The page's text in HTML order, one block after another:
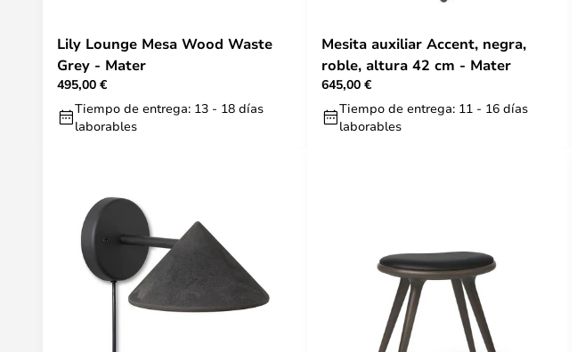
Lily Lounge Mesa Wood Waste
Grey - Mater
495,00 €
Tiempo de entrega: 13 - 18 días
laborables
Mesita auxiliar Accent, negra,
roble, altura 42 cm - Mater
645,00 €
Tiempo de entrega: 11 - 16 días
laborables